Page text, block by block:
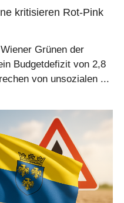
kritisieren Rot‑Pink
Grünen der
Budgetdefizit von 2,8
von unsozialen ...